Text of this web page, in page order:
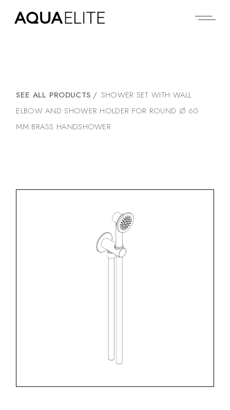
SEE ALL PRODUCTS / SHOWER SET WITH WALL
ELBOW AND SHOWER HOLDER FOR ROUND Ø 60
MM BRASS HANDSHOWER